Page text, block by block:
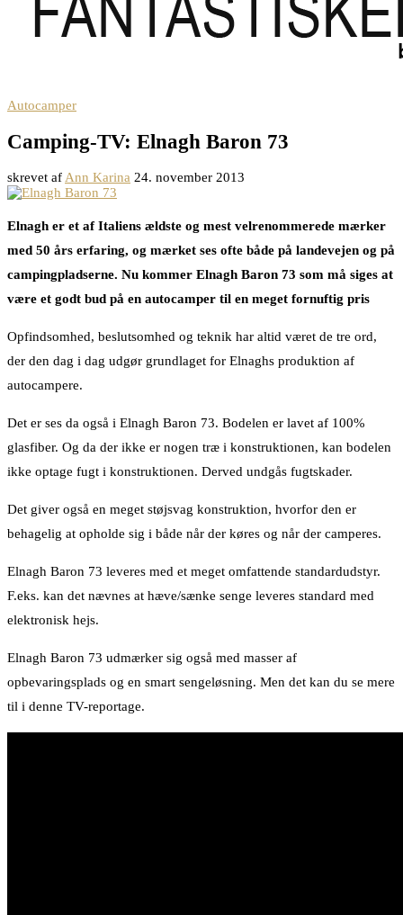
Autocamper
Camping-TV: Elnagh Baron 73
skrevet afAnn Karina 24. november 2013
Elnagh er et af Italiens ældste og mest velrenommerede mærker
med 50 års erfaring, og mærket ses ofte både på landevejen og på
campingpladserne. Nu kommer Elnagh Baron 73 som må siges at
være et godt bud på en autocamper til en meget fornuftig pris
Opfindsomhed, beslutsomhed og teknik har altid været de tre ord,
der den dag i dag udgør grundlaget for Elnaghs produktion af
autocampere.
Det er ses da også i Elnagh Baron 73. Bodelen er lavet af 100%
glasfiber. Og da der ikke er nogen træ i konstruktionen, kan bodelen
ikke optage fugt i konstruktionen. Derved undgås fugtskader.
Det giver også en meget støjsvag konstruktion, hvorfor den er
behagelig at opholde sig i både når der køres og når der camperes.
Elnagh Baron 73 leveres med et meget omfattende standardudstyr.
F.eks. kan det nævnes at hæve/sænke senge leveres standard med
elektronisk hejs.
Elnagh Baron 73 udmærker sig også med masser af
opbevaringsplads og en smart sengeløsning. Men det kan du se mere
til i denne TV-reportage.